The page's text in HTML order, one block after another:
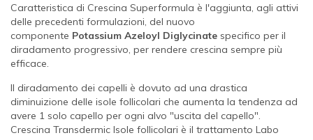
Caratteristica di Crescina Superformula è l'aggiunta, agli attivi
delle precedenti formulazioni, del nuovo
componente Potassium Azeloyl Diglycinate specifico per il
diradamento progressivo, per rendere crescina sempre più
efficace.
Il diradamento dei capelli è dovuto ad una drastica
diminuizione delle isole follicolari che aumenta la tendenza ad
avere 1 solo capello per ogni alvo "uscita del capello".
Crescina Transdermic Isole follicolari è il trattamento Labo